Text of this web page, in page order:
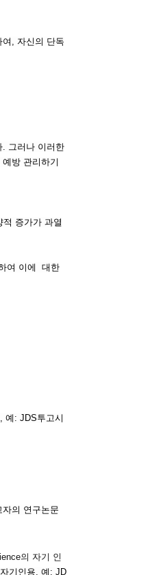
, 자신의 단독
. 그러나 이러한
방 관리하기
증가가 과열
여 이에 대한
예: JDS투고시
의 연구논문
의 자기 인
기인용, 예: JD